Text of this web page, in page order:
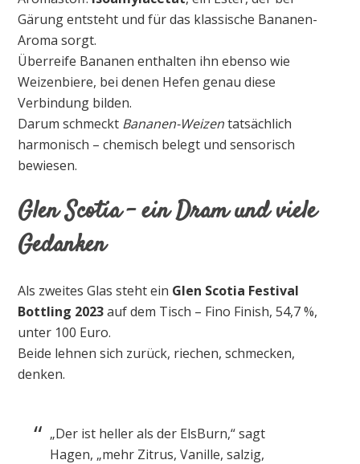
Gärung entsteht und für das klassische Bananen-
Aroma sorgt.
Überreife Bananen enthalten ihn ebenso wie
Weizenbiere, bei denen Hefen genau diese
Verbindung bilden.
Darum schmeckt Bananen-Weizentatsächlich
harmonisch – chemisch belegt und sensorisch
bewiesen.
Glen Scotia – ein Dram und viele
Gedanken
Als zweites Glas steht ein Glen Scotia Festival
Bottling 2023auf dem Tisch – Fino Finish, 54,7 %,
unter 100 Euro.
Beide lehnen sich zurück, riechen, schmecken,
denken.
„Der ist heller als der ElsBurn,“ sagt
Hagen, „mehr Zitrus, Vanille, salzig,